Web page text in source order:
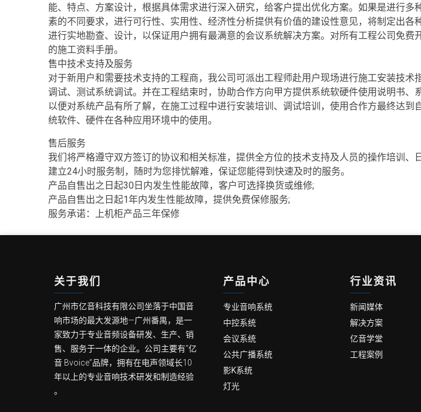
能、特点、方案设计，根据具体需求进行深入研究，给客户提出优化方案。如果是进行
素的不同要求，进行可行性、实用性、经济性分析提供有价值的建设性意见，将制定出
进行实地勘查、设计，以保证用户拥有最满意的会议系统解决方案。对所有工程公司免
的施工资料手册。
售中技术支持及服务
对于新用户和需要技术支持的工程商，我公司可派出工程师赴用户现场进行施工安装技
调试、测试系统调试。并在工程结束时，协助合作方向甲方提供系统软硬件使用说明书
以便对系统产品有所了解，在施工过程中进行安装培训、调试培训，使用合作方最终达
统软件、硬件在各种应用环境中的使用。
售后服务
我们将严格遵守双方签订的协议和相关标准，提供全方位的技术支持及人员的操作培训、
建立24小时服务制，随时为您排忧解难，保证您能得到快速及时的服务。
产品自售出之日起30日内发生性能故障，客户可选择换货或维修;
产品自售出之日起1年内发生性能故障，提供免费保修服务;
服务承诺：上机柜产品三年保修
关于我们
广州市亿音科技有限公司坐落于中国音
响市场的最大发源地—广州番禺，是一
家致力于专业音频设备研发、生产、销
售、服务于一体的企业。公司主要有“亿
音 Bvoice”品牌，拥有在电声领域长10
年以上的专业音响技术研发和制造经验
。
产品中心
专业音响系统
中控系统
会议系统
公共广播系统
影K系统
灯光
行业资讯
新闻媒体
解决方案
亿音学堂
工程案例